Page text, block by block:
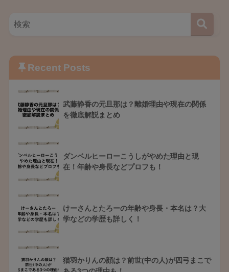
Recent Posts
武藤静香の元旦那は？離婚理由や現在の関係
を徹底解説まとめ
ダンベルヒーローこうしがやめた理由と現
在！年齢や身長などプロフも！
けーさんとたろーの年齢や身長・本名は？大
学などの学歴も詳しく！
猫羽かりんの顔は？前世(中の人)が四弓まこで